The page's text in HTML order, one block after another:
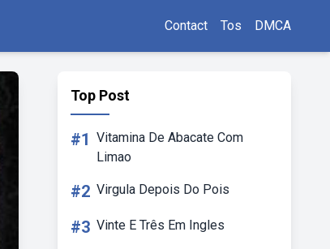
Contact Tos DMCA
Top Post
#1 Vitamina De Abacate Com
Limao
#2 Virgula Depois Do Pois
#3 Vinte E Três Em Ingles